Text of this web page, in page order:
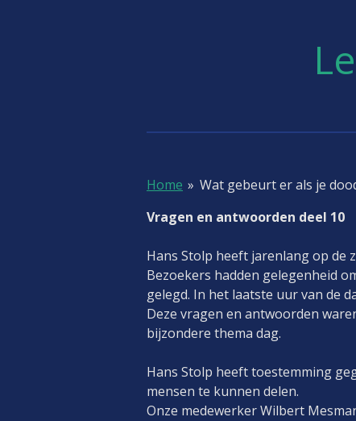
Home » Wat gebeurt er als je
Vragen en antwoorden deel 10
Hans Stolp heeft jarenlang op de
Bezoekers hadden gelegenheid
gelegd. In het laatste uur van de
Deze vragen en antwoorden
bijzondere thema dag.
Hans Stolp heeft toestemming
mensen te kunnen delen.
Onze medewerker Wilbert